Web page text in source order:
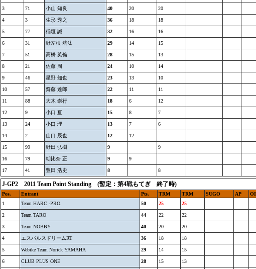
3 71 小山 知良 40 20 20
4 3 生形 秀之 36 18 18
5 77 稲垣 誠 32 16 16
6 31 野左根 航汰 29 14 15
7 51 高橋 英倫 28 15 13
8 21 佐藤 周 24 10 14
9 46 星野 知也 23 13 10
10 57 齋藤 達郎 22 11 11
11 88 大木 崇行 18 6 12
12 9 小口 亘 15 8 7
13 24 小口 理 13 7 6
14 2 山口 辰也 12 12
15 99 野田 弘樹 9 9
16 79 朝比奈 正 9 9
17 41 豊田 浩史 8 8
J-GP2 2011 Team Point Standing (暫定：第4戦もてぎ 終了時)
Pos. Entrant Pts. TRM TRM SUGO AP
1
Team HARC -PRO. 50 25 25
2 Team TARO 44 22 22
3 Team NOBBY 40 20 20
4 エスパルスドリームRT 36 18 18
5 Webike Team Norick YAMAHA 29 14 15
6 CLUB PLUS ONE 28 15 13